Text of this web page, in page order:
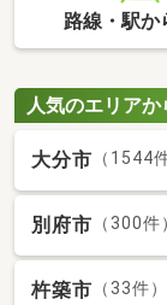
路線・駅か
人気のエリアか
大分市 （1544
別府市 （300件
杵築市 （33件）